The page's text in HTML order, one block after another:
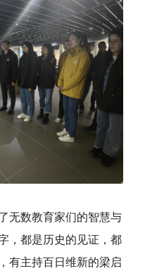
无数教育家们的智慧与
，都是历史的见证，都
，有主持百日维新的梁启